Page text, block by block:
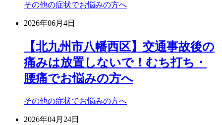
その他の症状でお悩みの方へ
2026年06月4日
【北九州市八幡西区】交通事故後の
痛みは放置しないで！むち打ち・
腰痛でお悩みの方へ
その他の症状でお悩みの方へ
2026年04月24日